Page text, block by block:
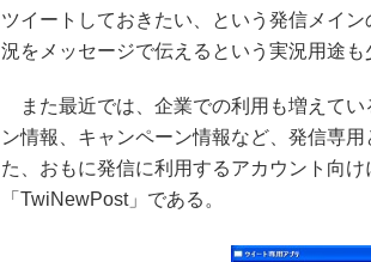
ツイートしておきたい、という発信メイ
況をメッセージで伝えるという実況用途も
また最近では、企業での利用も増えて
ン情報、キャンペーン情報など、発信専
た、おもに発信に利用するアカウント向
「TwiNewPost」である。